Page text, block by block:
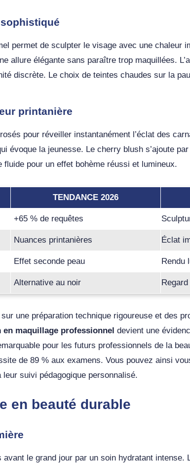
permet de sculpter le visage avec une chaleur
allure élégante sans paraître trop maquillées.
discrète. Le choix de teintes chaudes sur la
printanière
pour réveiller instantanément l’éclat des
évoque la jeunesse. Le cherry blush s’ajoute
pour un effet bohème réussi et lumineux.
TENDANCE 2026
+65 % de requêtes
Nuances printanières Éclat
Effet seconde peau Rendu
Alternative au noir
une préparation technique rigoureuse et des
maquillage professionnel devient une
pour les futurs professionnels de la
de 89 % aux examens. Vous pouvez ainsi
suivi pédagogique personnalisé.
en beauté durable
le grand jour par un soin hydratant